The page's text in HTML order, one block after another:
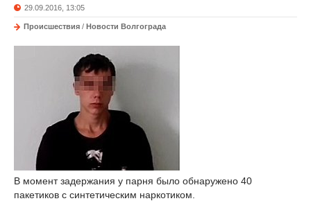
29.09.2016, 13:05
Происшествия / Новости Волгограда
В момент задержания у парня было обнаружено 40
пакетиков с синтетическим наркотиком.